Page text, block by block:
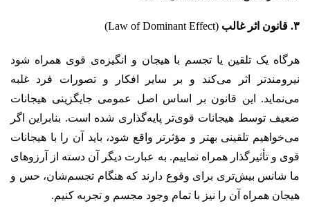
۳. قانون اثر غالب (Law of Dominant Effect)
هرگاه یک تلقین یا تجسم با هیجان و انگیزه‌ی قوی همراه شود
نیرومندتر اثر می‌کند و بر سایر افکار و تصورات فرد غلبه
می‌نماید. این قانون بر اساس اصل عمومی جایگزینی هیجانات
ضعیف توسط هیجانات قوی‌تر پایه‌گذاری شده است. بنابراین اگر
می‌خواهیم تلقینی بهتر و مؤثرتر واقع شود، باید آن را با هیجانات
قوی و تأثیرگذار همراه نماییم. به عبارت دیگر آن دسته از آرزوهای
ما شانس بیش‌تری برای وقوع دارند که هنگام تجسم‌شان، حس و
هیجان همراه آن را نیز با تمام وجود مجسم و تجربه کنیم.